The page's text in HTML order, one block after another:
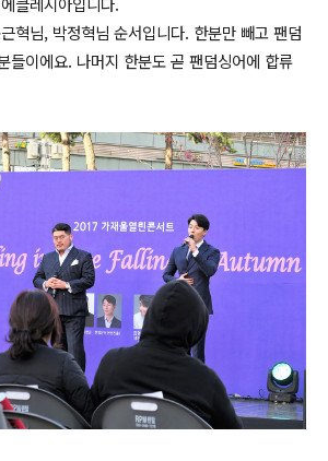
혁님, 박정혁님 순서입니다. 한분만 빼고 팬덤
들이에요. 나머지 한분도 곧 팬덤싱어에 합류